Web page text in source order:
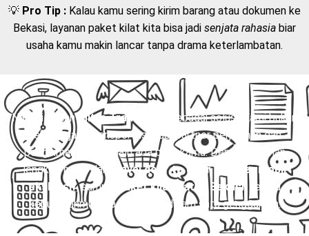
💡 Pro Tip : Kalau kamu sering kirim barang atau dokumen ke
Bekasi, layanan paket kilat kita bisa jadi senjata rahasia biar
usaha kamu makin lancar tanpa drama keterlambatan.
Nah, di sinilah Mitra Trans
hadir sebagai solusi. Kami bukan
sekadar jasa transportasi, tapi partner perjalanan dan
pengiriman yang selalu ada buat kamu. Dengan layanan
lengkap mulai dari
travel door to door,
charter mobil
eksklusif, sampai paket kilat Pati – Bekasi, semua
kebutuhanmu bisa terpenuhi dalam satu genggaman.